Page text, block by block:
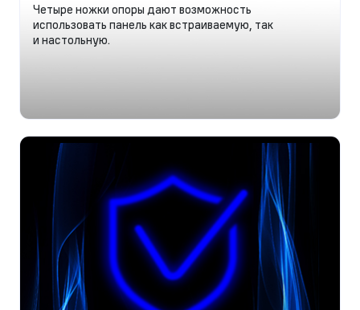
Четыре ножки опоры дают возможность
использовать панель как встраиваемую, так
и настольную.